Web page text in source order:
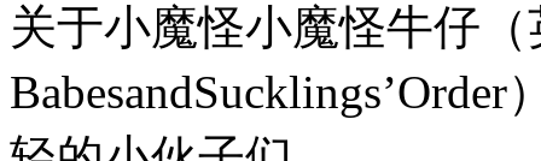
关于小魔怪小魔怪牛仔（